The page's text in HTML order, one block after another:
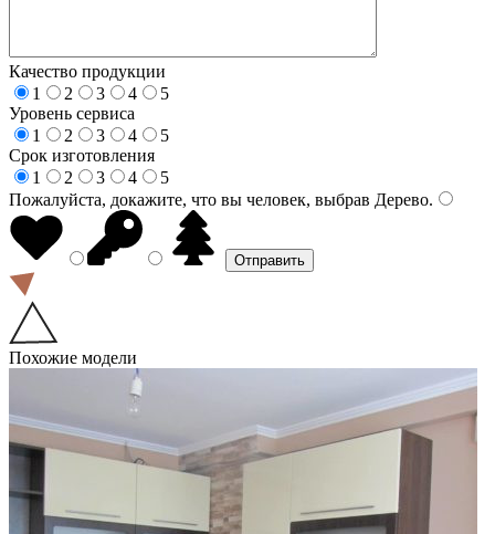
Качество продукции
1
2 3 4
5
Уровень сервиса
1
2 3 4
5
Срок изготовления
1
2 3 4
5
Пожалуйста, докажите, что вы человек, выбрав Дерево.
Похожие модели